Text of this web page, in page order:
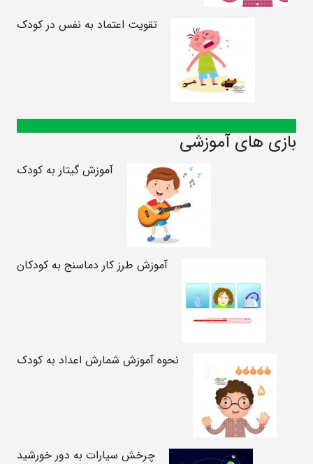
تقویت اعتماد به نفس در کودک
بازی های آموزشی
آموزش گیتار به کودک
آموزش طرز کار دماسنج به کودکان
نحوه آموزش شمارش اعداد به کودک
چرخش سیارات به دور خورشید